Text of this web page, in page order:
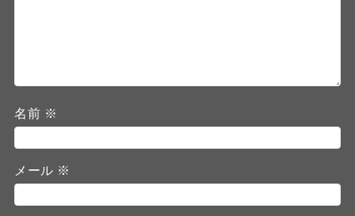
名前 ※
メール ※